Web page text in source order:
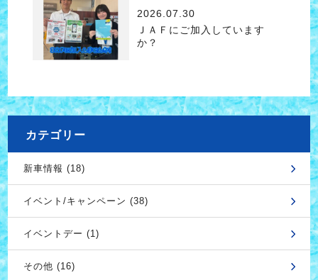
2026.07.30
ＪＡＦにご加入しています
か？
カテゴリー
新車情報 (18)
イベント/キャンペーン (38)
イベントデー (1)
その他 (16)